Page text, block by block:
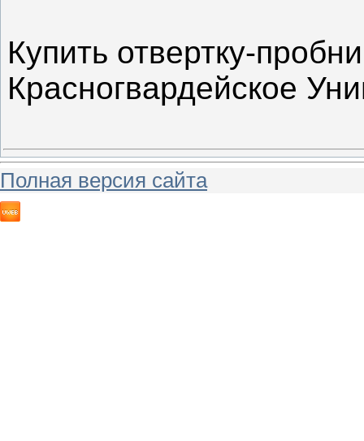
Купить отвертку-
Красногвардейское
Полная версия сайта